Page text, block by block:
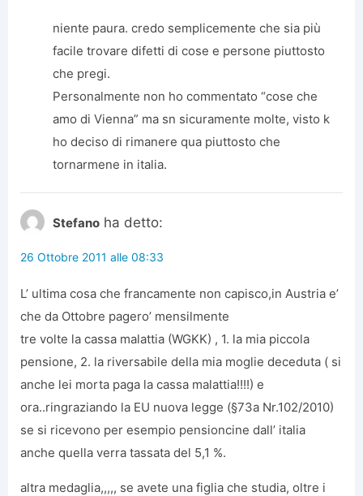
niente paura. credo semplicemente che sia più
facile trovare difetti di cose e persone piuttosto
che pregi.
Personalmente non ho commentato “cose che
amo di Vienna” ma sn sicuramente molte, visto k
ho deciso di rimanere qua piuttosto che
tornarmene in italia.
Stefano ha detto:
26 Ottobre 2011 alle 08:33
L’ ultima cosa che francamente non capisco,in Austria e’
che da Ottobre pagero’ mensilmente
tre volte la cassa malattia (WGKK) , 1. la mia piccola
pensione, 2. la riversabile della mia moglie deceduta ( si
anche lei morta paga la cassa malattia!!!!) e
ora..ringraziando la EU nuova legge (§73a Nr.102/2010)
se si ricevono per esempio pensioncine dall’ italia
anche quella verra tassata del 5,1 %.
altra medaglia,,,,, se avete una figlia che studia, oltre i